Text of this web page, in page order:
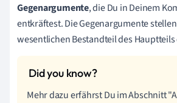
Gegenargumente, die Du in Deinem
entkräftest. Die Gegenargumente
wesentlichen Bestandteil des Hauptteils
Mehr dazu erfährst Du im Abschnitt